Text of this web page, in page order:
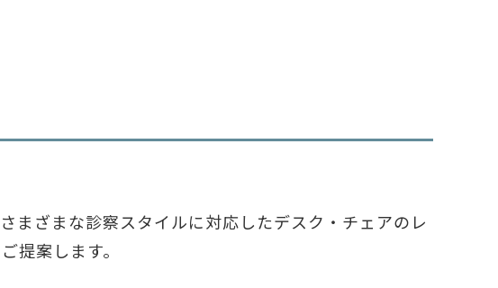
まざまな診察スタイルに対応したデスク・チェアのレ
提案します。